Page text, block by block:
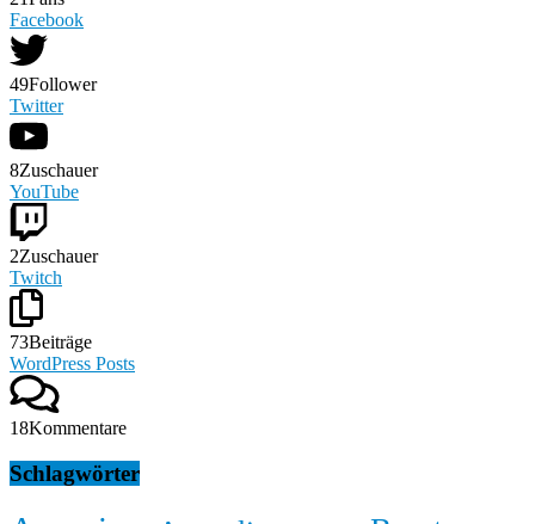
Facebook
49Follower
Twitter
8Zuschauer
YouTube
2Zuschauer
Twitch
73Beiträge
WordPress Posts
18Kommentare
Schlagwörter